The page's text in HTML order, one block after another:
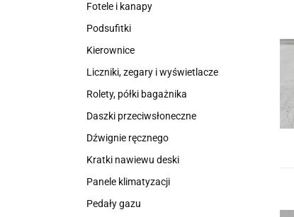
Fotele i kanapy
Podsufitki
Kierownice
Liczniki, zegary i wyświetlacze
Rolety, półki bagażnika
Daszki przeciwsłoneczne
Dźwignie ręcznego
Kratki nawiewu deski
Panele klimatyzacji
Pedały gazu